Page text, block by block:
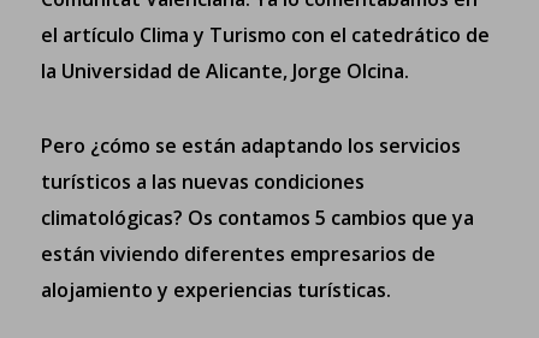
el artículo Clima y Turismo con el catedrático de
la Universidad de Alicante, Jorge Olcina.
Pero ¿cómo se están adaptando los servicios
turísticos a las nuevas condiciones
climatológicas? Os contamos 5 cambios que ya
están viviendo diferentes empresarios de
alojamiento y experiencias turísticas.